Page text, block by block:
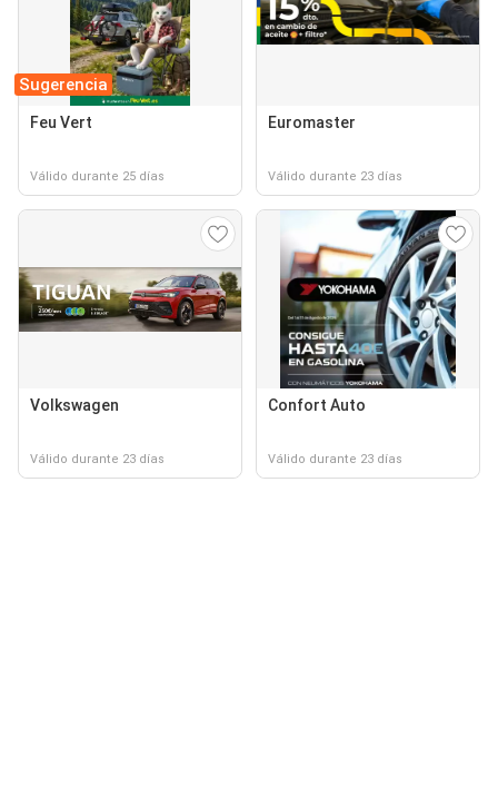
Sugerencia
Feu Vert
Válido durante 25 días
Euromaster
Válido durante 23 días
Volkswagen
Válido durante 23 días
Confort Auto
Válido durante 23 días